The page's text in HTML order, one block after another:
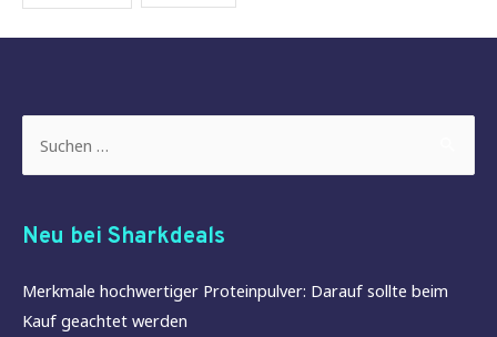
nach:
Neu bei Sharkdeals
Merkmale hochwertiger Proteinpulver: Darauf sollte beim
Kauf geachtet werden